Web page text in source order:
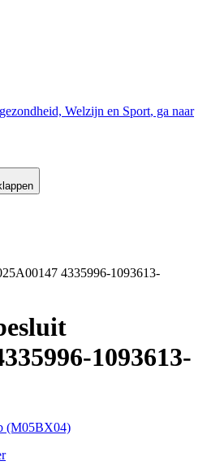
Welzijn en Sport, ga naar
4335996-1093613-
1093613-
(M05BX04)